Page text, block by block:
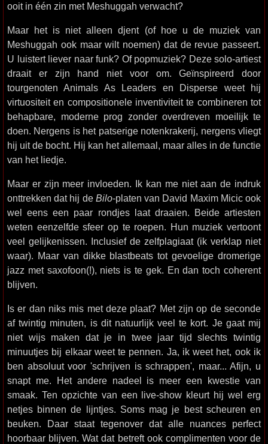
ooit in één zin met Meshuggah verwacht?
Maar het is niet alleen djent (of hoe u de muziek van
Meshuggah ook maar wilt noemen) dat de revue passeert.
U luistert liever naar funk? Of popmuziek? Deze solo-artiest
draait er zijn hand niet voor om. Geïnspireerd door
tourgenoten Animals As Leaders en Disperse weet hij
virtuositeit en compositionele inventiviteit te combineren tot
behapbare, moderne prog zonder overdreven moeilijk te
doen. Nergens is het patserige notenkrakerij, nergens vliegt
hij uit de bocht. Hij kan het allemaal, maar alles in de functie
van het liedje.
Maar er zijn meer invloeden. Ik kan me niet aan de indruk
onttrekken dat hij de Bilo-platen van David Maxim Micic ook
wel eens een paar rondjes laat draaien. Beide artiesten
weten eenzelfde sfeer op te roepen. Hun muziek vertoont
veel gelijkenissen. Inclusief de zelfplagiaat (ik verklap niet
waar). Maar van dikke blastbeats tot gevoelige dromerige
jazz met saxofoon(!), niets is te gek. En dan toch coherent
blijven.
Is er dan niks mis met deze plaat? Met zijn op de seconde
af twintig minuten, is dit natuurlijk veel te kort. Je gaat mij
niet wijs maken dat je in twee jaar tijd slechts twintig
minuutjes bij elkaar weet te pennen. Ja, ik weet het, ook ik
ben absoluut voor 'schrijven is schrappen', maar... Afijn, u
snapt me. Het andere nadeel is meer een kwestie van
smaak. Ten opzichte van een live-show kleurt hij wel erg
netjes binnen de lijntjes. Soms mag je best scheuren en
beuken. Daar staat tegenover dat alle nuances perfect
hoorbaar blijven. Wat dat betreft ook complimenten voor de